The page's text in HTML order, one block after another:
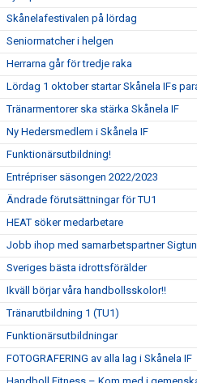
Skånelafestivalen på lördag
Seniormatcher i helgen
Herrarna går för tredje raka
Lördag 1 oktober startar Skånela IFs
Tränarmentorer ska stärka Skånela IF
Ny Hedersmedlem i Skånela IF
Funktionärsutbildning!
Entrépriser säsongen 2022/2023
Ändrade förutsättningar för TU1
HEAT söker medarbetare
Jobb ihop med samarbetspartner
Sveriges bästa idrottsförälder
Ikväll börjar våra handbollsskolor!!
Tränarutbildning 1 (TU1)
Funktionärsutbildningar
FOTOGRAFERING av alla lag i Skånela IF